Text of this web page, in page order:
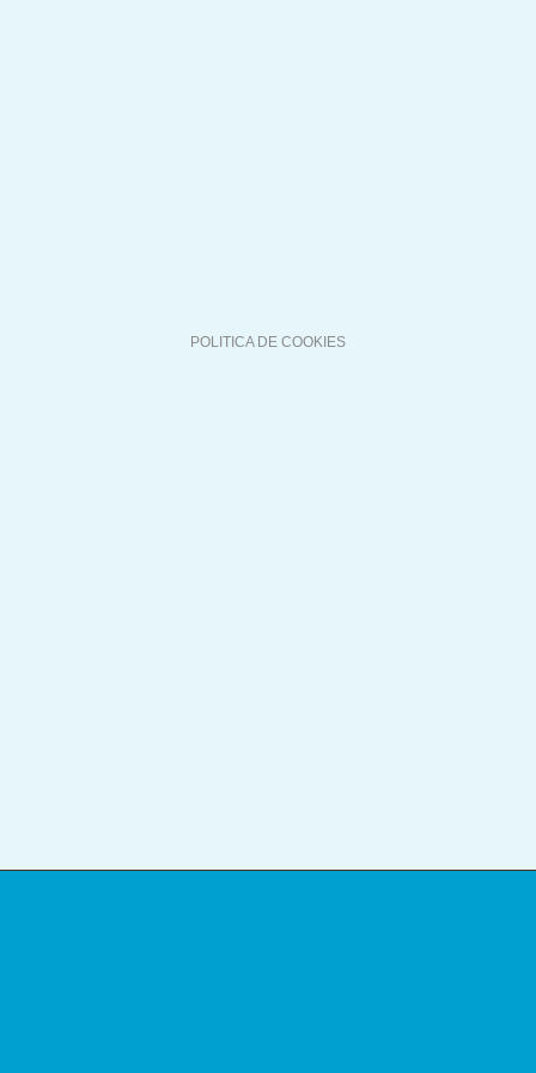
POLITICA DE COOKIES